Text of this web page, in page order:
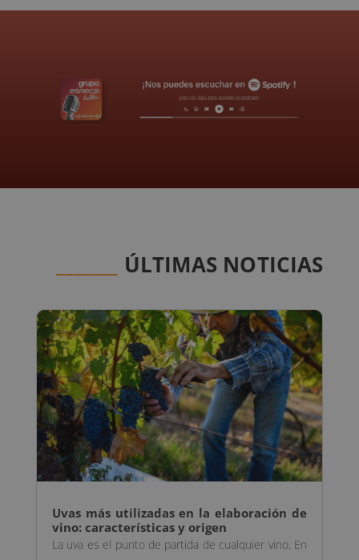
ÚLTIMAS NOTICIAS
Uvas más utilizadas en la elaboración de
vino: características y origen
La uva es el punto de partida de cualquier vino. En